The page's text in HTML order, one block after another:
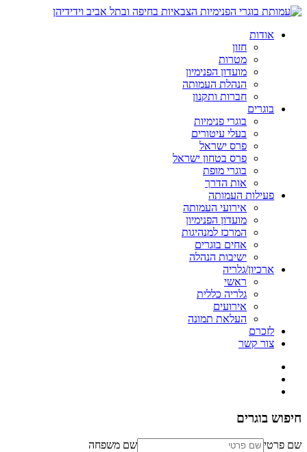
אודות
חזון
מטרות
מועדון הפנימיון
הנהלת העמותה
חברות ותקנון
בוגרים
בוגרי פנימיות
בעלי עיטורים
פרס ישראל
פרס בטחון ישראל
בוגרי מופת
אות הדרך
פעילות העמותה
אירועי העמותה
מועדון הפנימיון
המרכז למנהיגות
אחים בוגרים
ישיבות הנהלה
ארכיון/גלריה
ראשי
גלריה כללית
אירועים
העלאת תמונה
לזכרם
צור קשר
חיפוש בוגרים
שם פרטי שם משפחה